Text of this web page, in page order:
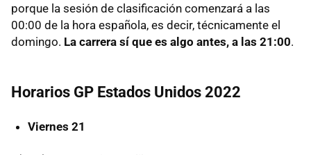
porque la sesión de clasificación comenzará a las
00:00 de la hora española, es decir, técnicamente el
domingo. La carrera sí que es algo antes, a las 21:00.
Horarios GP Estados Unidos 2022
Viernes 21